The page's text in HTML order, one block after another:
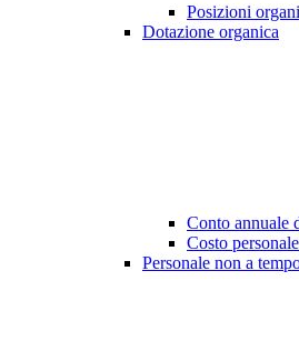
Posizioni
Dotazione organica
Conto annuale
Costo
Personale non a